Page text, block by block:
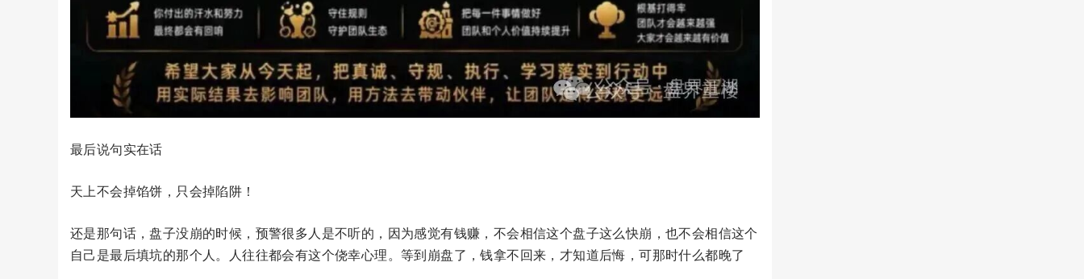
最后说句实在话
天上不会掉馅饼，只会掉陷阱！
还是那句话，盘子没崩的时候，预警很多人是不听的，因为感觉有钱赚，不会相信这个盘子这么快崩，也不会相信这个
自己是最后填坑的那个人。人往往都会有这个侥幸心理。等到崩盘了，钱拿不回来，才知道后悔，可那时什么都晚了